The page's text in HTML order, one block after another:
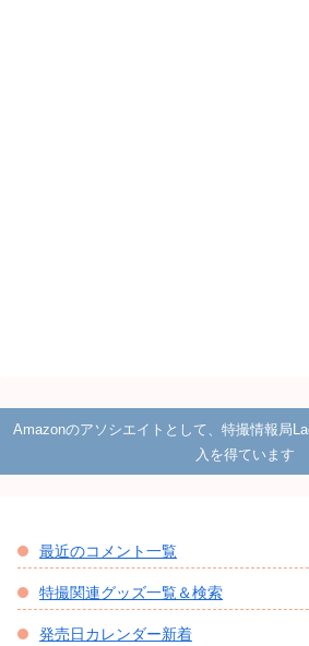
Amazonのアソシエイトとして、特撮情報局
入を得ています
最近のコメント一覧
特撮関連グッズ一覧＆検索
発売日カレンダー新着